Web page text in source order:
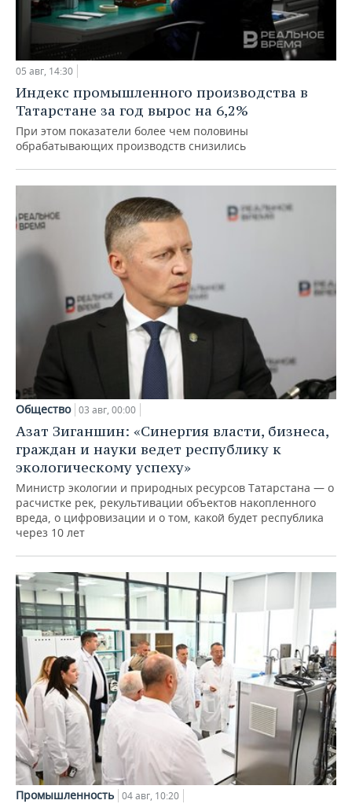
05 авг, 14:30
Индекс промышленного производства в
Татарстане за год вырос на 6,2%
При этом показатели более чем половины
обрабатывающих производств снизились
Общество 03 авг, 00:00
Азат Зиганшин: «Синергия власти, бизнеса,
граждан и науки ведет республику к
экологическому успеху»
Министр экологии и природных ресурсов Татарстана — о
расчистке рек, рекультивации объектов накопленного
вреда, о цифровизации и о том, какой будет республика
через 10 лет
Промышленность 04 авг, 10:20